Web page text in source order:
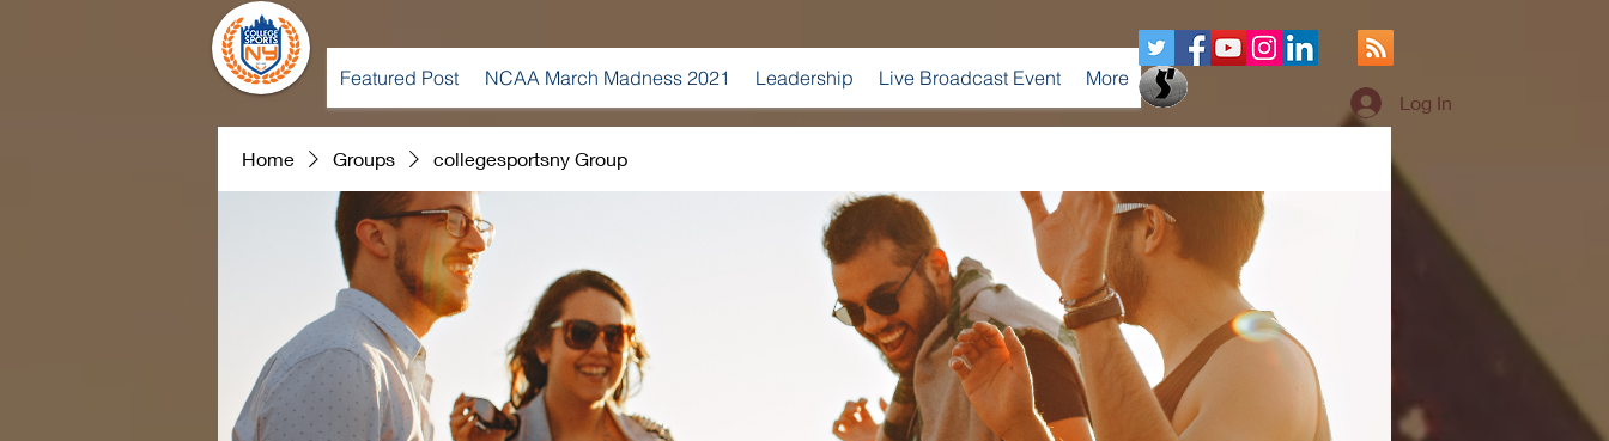
Featured Post NCAA March Madness 2021 Leadership Live Broadcast Event More
Log In
Home Groups collegesportsny Group